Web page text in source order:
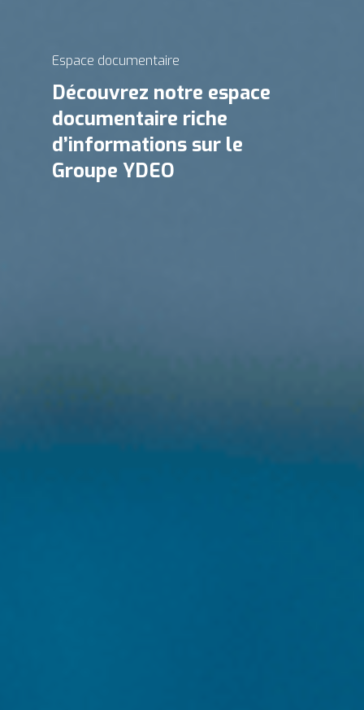
Espace documentaire
Découvrez notre espace
documentaire riche
d’informationssur le
Groupe YDEO